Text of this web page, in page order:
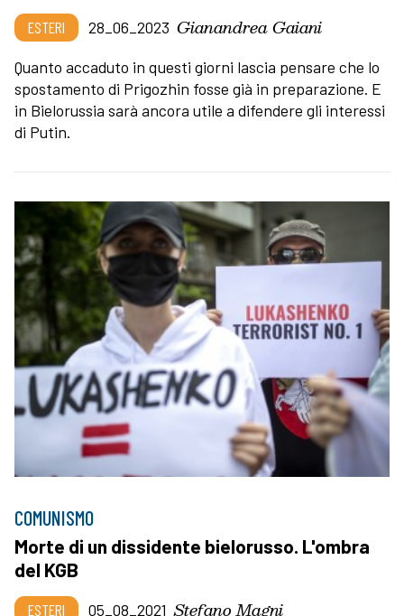
ESTERI 28_06_2023 Gianandrea Gaiani
Quanto accaduto in questi giorni lascia pensare che lo
spostamento di Prigozhin fosse già in preparazione. E
in Bielorussia sarà ancora utile a difendere gli interessi
di Putin.
COMUNISMO
Morte di un dissidente bielorusso. L'ombra
del KGB
ESTERI 05_08_2021 Stefano Magni